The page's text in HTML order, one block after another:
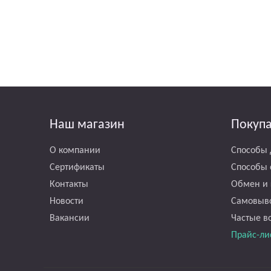
Наш магазин
О компании
Сертификаты
Контакты
Новости
Вакансии
Способы
Способы
Обмен и
Частые
Прайс-